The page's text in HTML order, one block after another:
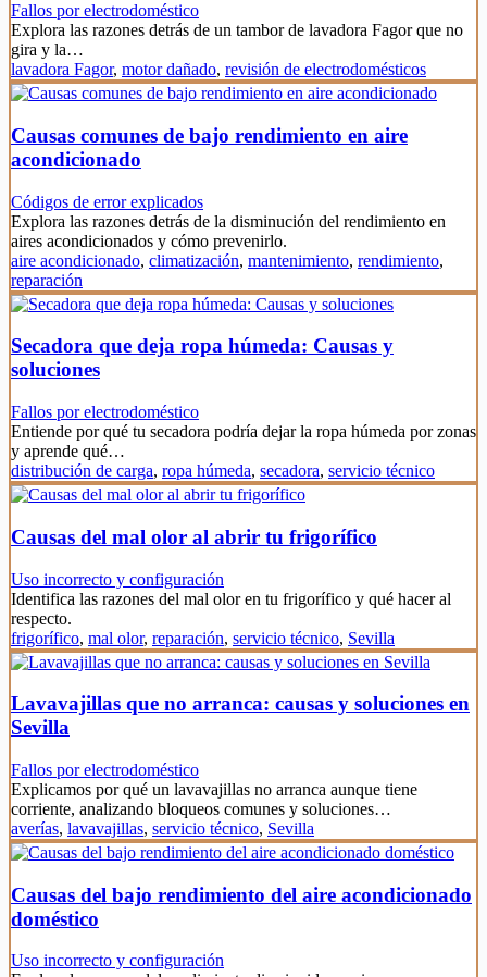
Fallos por electrodoméstico
Explora las razones detrás de un tambor de lavadora Fagor que no
gira y la…
lavadora Fagor, motor dañado, revisión de electrodomésticos
Causas comunes de bajo rendimiento en aire
acondicionado
Códigos de error explicados
Explora las razones detrás de la disminución del rendimiento en
aires acondicionados y cómo prevenirlo.
aire acondicionado, climatización, mantenimiento, rendimiento,
reparación
Secadora que deja ropa húmeda: Causas y
soluciones
Fallos por electrodoméstico
Entiende por qué tu secadora podría dejar la ropa húmeda por zonas
y aprende qué…
distribución de carga, ropa húmeda, secadora, servicio técnico
Causas del mal olor al abrir tu frigorífico
Uso incorrecto y configuración
Identifica las razones del mal olor en tu frigorífico y qué hacer al
respecto.
frigorífico, mal olor, reparación, servicio técnico, Sevilla
Lavavajillas que no arranca: causas y soluciones en
Sevilla
Fallos por electrodoméstico
Explicamos por qué un lavavajillas no arranca aunque tiene
corriente, analizando bloqueos comunes y soluciones…
averías, lavavajillas, servicio técnico, Sevilla
Causas del bajo rendimiento del aire acondicionado
doméstico
Uso incorrecto y configuración